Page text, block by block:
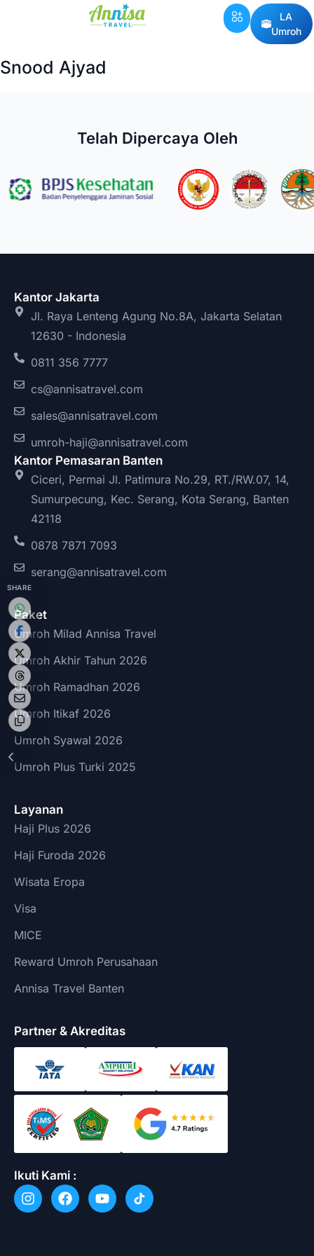
LA
Umroh
Snood Ajyad
Telah Dipercaya Oleh
Kantor Jakarta
Jl. Raya Lenteng Agung No.8A, Jakarta Selatan
12630 - Indonesia
0811 356 7777
cs@annisatravel.com
sales@annisatravel.com
umroh-haji@annisatravel.com
Kantor Pemasaran Banten
Ciceri, Permai Jl. Patimura No.29, RT./RW.07, 14,
Sumurpecung, Kec. Serang, Kota Serang, Banten
42118
0878 7871 7093
serang@annisatravel.com
Paket
Umroh Milad Annisa Travel
Umroh Akhir Tahun 2026
Umroh Ramadhan 2026
Umroh Itikaf 2026
Umroh Syawal 2026
Umroh Plus Turki 2025
Layanan
Haji Plus 2026
Haji Furoda 2026
Wisata Eropa
Visa
MICE
Reward Umroh Perusahaan
Annisa Travel Banten
Partner & Akreditas
Ikuti Kami :
SHARE